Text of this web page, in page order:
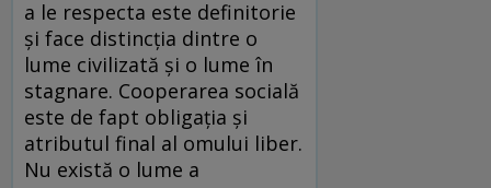
a le respecta este definitorie
şi face distincţia dintre o
lume civilizată şi o lume în
stagnare. Cooperarea socială
este de fapt obligaţia şi
atributul final al omului liber.
Nu există o lume a